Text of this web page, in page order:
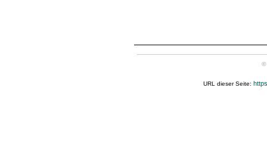
©
URL dieser Seite: